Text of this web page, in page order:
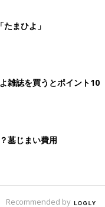
まひよ」
雑誌を買うとポイント10
墓じまい費用
Recommended by